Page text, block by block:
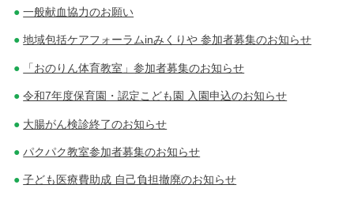
一般献血協力のお願い
地域包括ケアフォーラムinみくりや 参加者募集のお知らせ
「おのりん体育教室」参加者募集のお知らせ
令和7年度保育園・認定こども園 入園申込のお知らせ
大腸がん検診終了のお知らせ
パクパク教室参加者募集のお知らせ
子ども医療費助成 自己負担撤廃のお知らせ